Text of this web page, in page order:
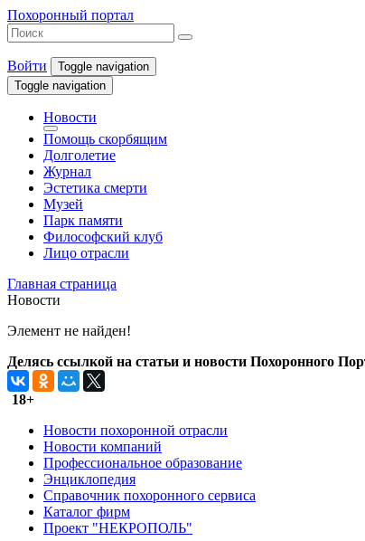
Похоронный портал
Войти
Toggle navigation
Toggle navigation
Новости
Помощь скорбящим
Долголетие
Журнал
Эстетика смерти
Музей
Парк памяти
Философский клуб
Лицо отрасли
Главная страница
Новости
Элемент не найден!
Делясь ссылкой на статьи и новости Похоронного
18+
Новости похоронной отрасли
Новости компаний
Профессиональное образование
Энциклопедия
Справочник похоронного сервиса
Каталог фирм
Проект "НЕКРОПОЛЬ"